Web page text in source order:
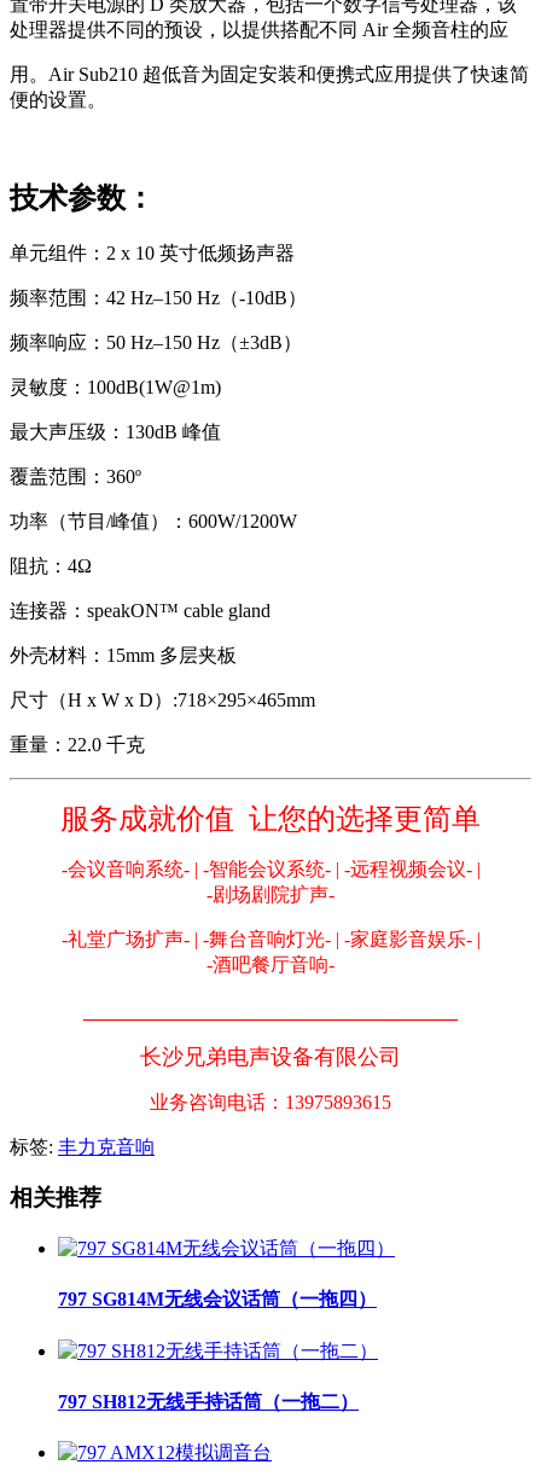
置带开关电源的 D 类放大器，包括一个数字信号处理器，该
处理器提供不同的预设，以提供搭配不同 Air 全频音柱的应
用。Air Sub210 超低音为固定安装和便携式应用提供了快速简
便的设置。
技术参数：
单元组件：2 x 10 英寸低频扬声器
频率范围：42 Hz–150 Hz（-10dB）
频率响应：50 Hz–150 Hz（±3dB）
灵敏度：100dB(1W@1m)
最大声压级：130dB 峰值
覆盖范围：360º
功率（节目/峰值）：600W/1200W
阻抗：4Ω
连接器：speakON™ cable gland
外壳材料：15mm 多层夹板
尺寸（H x W x D）:718×295×465mm
重量：22.0 千克
服务成就价值 让您的选择更简单
-会议音响系统- | -智能会议系统- | -远程视频会议- |
-剧场剧院扩声-
-礼堂广场扩声- | -舞台音响灯光- | -家庭影音娱乐- |
-酒吧餐厅音响-
长沙兄弟电声设备有限公司
业务咨询电话：13975893615
标签: 丰力克音响
相关推荐
797 SG814M无线会议话筒（一拖四）
797 SH812无线手持话筒（一拖二）